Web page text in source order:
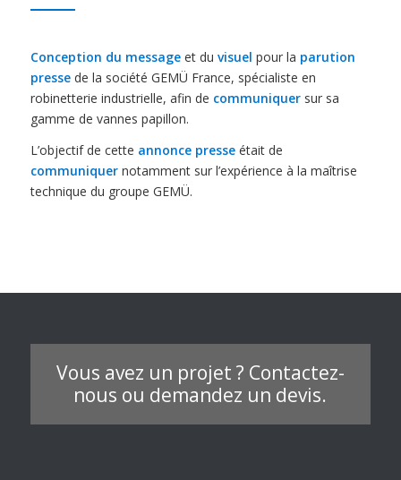
Conception du messageet du visuel pour la parution
pressede la société GEMÜ France, spécialiste en
robinetterie industrielle, afin de communiquersur sa
gamme de vannes papillon.
L’objectif de cette annonce presseétait de
communiquernotamment sur l’expérience à la maîtrise
technique du groupe GEMÜ.
Vous avez un projet ? Contactez-
nous ou demandez un devis.